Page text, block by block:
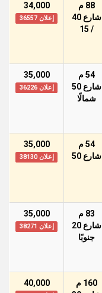
88 م
شارع 40
/ 15
34,000
إعلان 36557
54 م
شارع 50
شمالًا
35,000
إعلان 36226
54 م
شارع 50
35,000
إعلان 38130
83 م
شارع 20
جنوبًا
35,000
إعلان 38271
160 م
40,000